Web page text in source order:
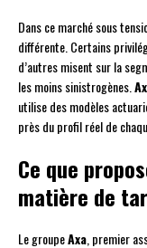
Dans ce marché sous
différente. Certains
d’autres misent sur la
les moins sinistrogènes.
utilise des modèles
près du profil réel de
Ce que
matière de
Le groupeAxa, premier